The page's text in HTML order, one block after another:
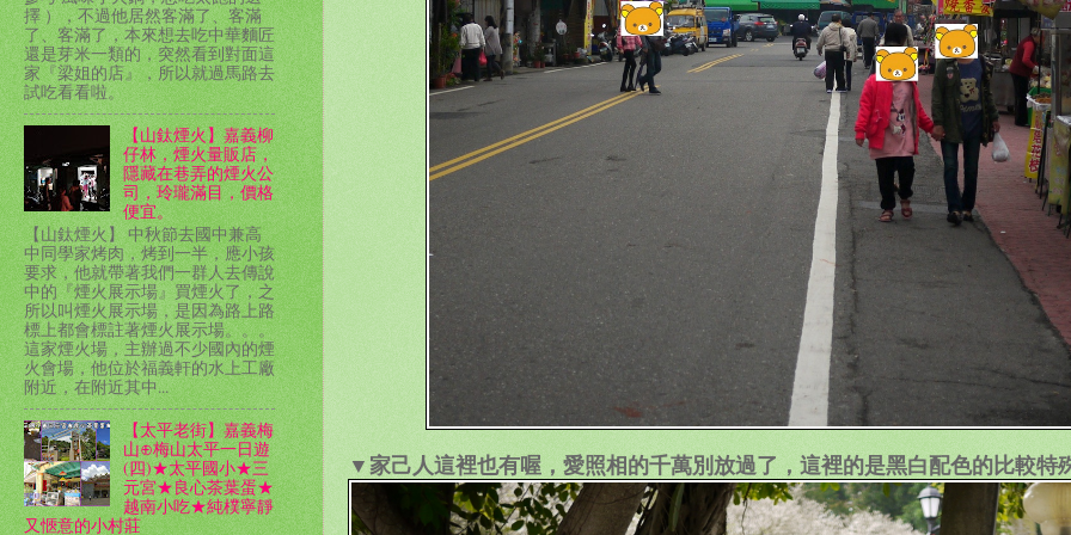
▼家己人這裡也有喔，愛照相的千萬別放過了，這裡的是黑白配色的比較特
擇 ），不過他居然客滿了、客滿
了、客滿了，本來想去吃中華麵匠
還是芽米一類的，突然看到對面這
家『梁姐的店』，所以就過馬路去
試吃看看啦。
【山鈦煙火】嘉義柳
仔林，煙火量販店，
隱藏在巷弄的煙火公
司，玲瓏滿目，價格
便宜。
【山鈦煙火】 中秋節去國中兼高
中同學家烤肉，烤到一半，應小孩
要求，他就帶著我們一群人去傳說
中的『煙火展示場』買煙火了，之
所以叫煙火展示場，是因為路上路
標上都會標註著煙火展示場。。。
這家煙火場，主辦過不少國內的煙
火會場，他位於福義軒的水上工廠
附近，在附近其中...
【太平老街】嘉義梅
山⊕梅山太平一日遊
(四)★太平國小★三
元宮★良心茶葉蛋★
越南小吃★純樸寧靜
又愜意的小村莊